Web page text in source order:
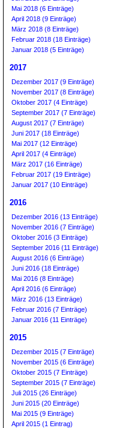
Mai 2018 (6 Einträge)
April 2018 (9 Einträge)
März 2018 (8 Einträge)
Februar 2018 (18 Einträge)
Januar 2018 (5 Einträge)
2017
Dezember 2017 (9 Einträge)
November 2017 (8 Einträge)
Oktober 2017 (4 Einträge)
September 2017 (7 Einträge)
August 2017 (7 Einträge)
Juni 2017 (18 Einträge)
Mai 2017 (12 Einträge)
April 2017 (4 Einträge)
März 2017 (16 Einträge)
Februar 2017 (19 Einträge)
Januar 2017 (10 Einträge)
2016
Dezember 2016 (13 Einträge)
November 2016 (7 Einträge)
Oktober 2016 (3 Einträge)
September 2016 (11 Einträge)
August 2016 (6 Einträge)
Juni 2016 (18 Einträge)
Mai 2016 (8 Einträge)
April 2016 (6 Einträge)
März 2016 (13 Einträge)
Februar 2016 (7 Einträge)
Januar 2016 (11 Einträge)
2015
Dezember 2015 (7 Einträge)
November 2015 (6 Einträge)
Oktober 2015 (7 Einträge)
September 2015 (7 Einträge)
Juli 2015 (26 Einträge)
Juni 2015 (20 Einträge)
Mai 2015 (9 Einträge)
April 2015 (1 Eintrag)